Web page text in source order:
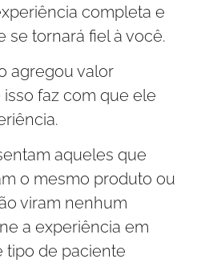
completa e
se tornará fiel à você.
agregou valor
faz com que ele
aqueles que
o mesmo produto ou
viram nenhum
a experiência em
tipo de paciente